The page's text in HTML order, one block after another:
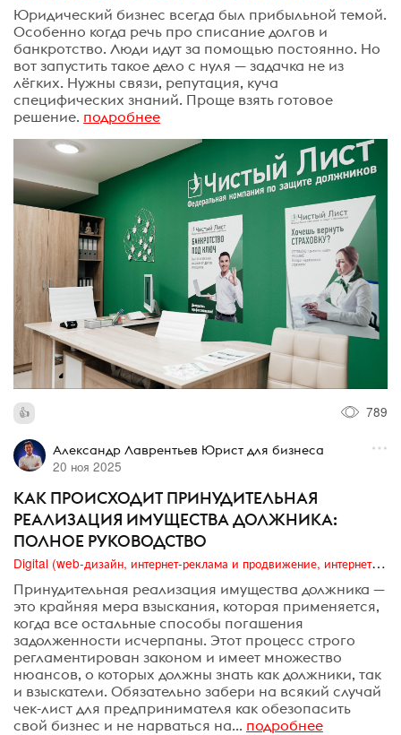
Юридический бизнес всегда был прибыльной темой.
Особенно когда речь про списание долгов и
банкротство. Люди идут за помощью постоянно. Но
вот запустить такое дело с нуля — задачка не из
лёгких. Нужны связи, репутация, куча
специфических знаний. Проще взять готовое
решение. подробнее
789
Александр Лаврентьев Юрист для бизнеса
20 ноя 2025
КАК ПРОИСХОДИТ ПРИНУДИТЕЛЬНАЯ
РЕАЛИЗАЦИЯ ИМУЩЕСТВА ДОЛЖНИКА:
ПОЛНОЕ РУКОВОДСТВО⁠⁠
Digital (web-дизайн, интернет-реклама и продвижение, интернет-сообщества и блоги, интернет-коммуникации, мобильный маркетинг, реклама на цифровых экранах)
Принудительная реализация имущества должника —
это крайняя мера взыскания, которая применяется,
когда все остальные способы погашения
задолженности исчерпаны. Этот процесс строго
регламентирован законом и имеет множество
нюансов, о которых должны знать как должники, так
и взыскатели. Обязательно забери на всякий случай
чек-лист для предпринимателя как обезопасить
свой бизнес и не нарваться на... подробнее